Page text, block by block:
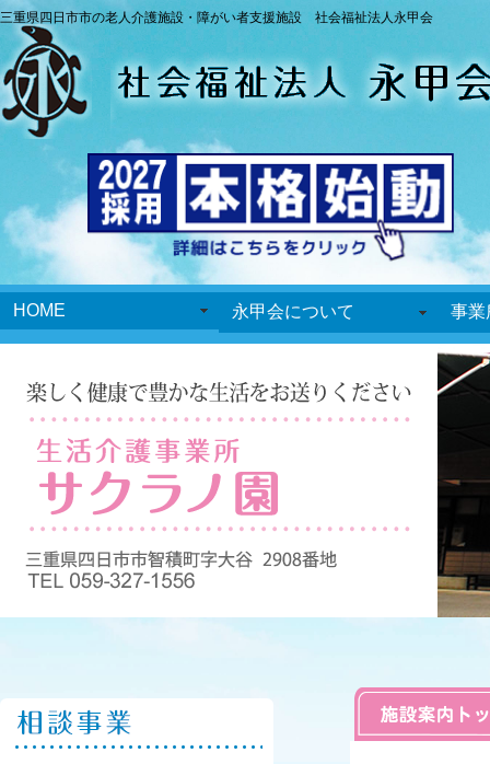
三重県四日市市の老人介護施設・障がい者支援施設 社会福祉法人永甲会
HOME 永甲会について 事業